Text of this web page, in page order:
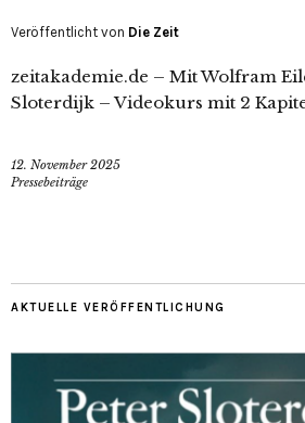
Veröffentlicht von Die Zeit
zeitakademie.de – Mit Wolfram
Sloterdijk – Videokurs mit 2
12. November 2025
Pressebeiträge
AKTUELLE VERÖFFENTLICHUNG